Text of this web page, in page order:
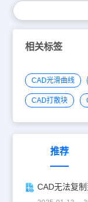
相关标签
CAD光滑曲线
CAD打散块
推荐
CAD无法复制